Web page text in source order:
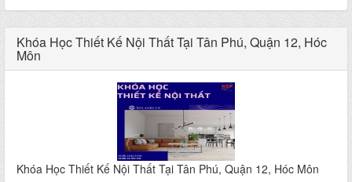
dành cho bạn!
Khóa Học Thiết Kế Nội Thất Tại Tân Phú, Quận 12, Hóc
Môn
Khóa Học Thiết Kế Nội Thất Tại Tân Phú, Quận 12, Hóc Môn